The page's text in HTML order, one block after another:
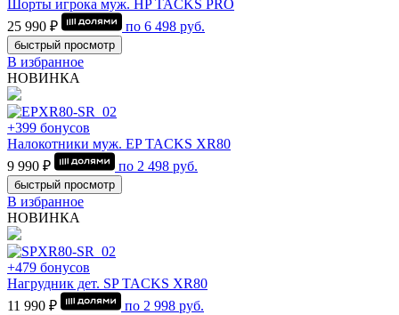
Шорты игрока муж. HP TACKS PRO
25 990 ₽
по 6 498 руб.
быстрый просмотр
В избранное
НОВИНКА
+399 бонусов
Налокотники муж. EP TACKS XR80
9 990 ₽
по 2 498 руб.
быстрый просмотр
В избранное
НОВИНКА
+479 бонусов
Нагрудник дет. SP TACKS XR80
11 990 ₽
по 2 998 руб.